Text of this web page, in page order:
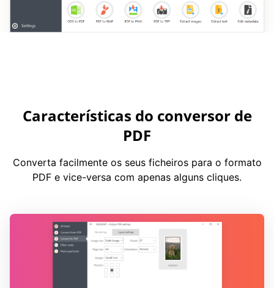
Características do conversor de
PDF
Converta facilmente os seus ficheiros para o formato
PDF e vice-versa com apenas alguns cliques.